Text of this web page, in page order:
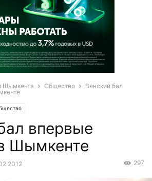
Шымкента Общество
Венский бал
впервые
Шымкенте
297